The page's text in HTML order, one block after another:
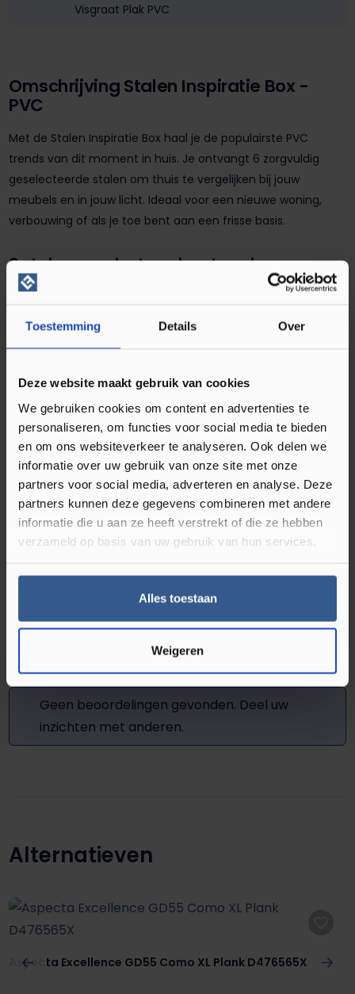
Toestemming Details Over
Deze website maakt gebruik van cookies
We gebruiken cookies om content en advertenties te
personaliseren, om functies voor social media te bieden
en om ons websiteverkeer te analyseren. Ook delen we
informatie over uw gebruik van onze site met onze
partners voor social media, adverteren en analyse. Deze
partners kunnen deze gegevens combineren met andere
informatie die u aan ze heeft verstrekt of die ze hebben
verzameld op basis van uw gebruik van hun services.
Alles toestaan
Weigeren
Visgraat Plak PVC
Omschrijving Stalen Inspiratie Box -
PVC
Met de Stalen Inspiratie Box haal je de populairste PVC
trends van dit moment in huis. Je ontvangt 6 zorgvuldig
geselecteerde stalen om thuis te vergelijken bij jouw
meubels en in jouw licht. Ideaal voor een nieuwe woning,
verbouwing of als je toe bent aan een frisse basis.
6 stalen geselecteerd op trends en
bestsellers
bestsellers. De decors zijn verkrijgbaar als visgraat, plank en
klik PVC, zodat je niet alleen de kleur kiest, maar ook direct
Thuis vergelijken in jouw ruimte
Leg de stalen in de ruimte waar de vloer komt en ontdek
welke uitstraling het beste matcht.
Reviews
0
Geen beoordelingen gevonden. Deel uw
inzichten met anderen.
Productgalerij overslaan
Alternatieven
Aspecta Excellence GD55 Como XL Plank D476565X